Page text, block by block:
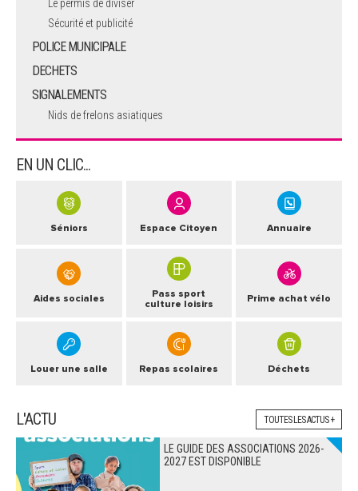
Le permis de diviser
Sécurité et publicité
POLICE MUNICIPALE
DECHETS
SIGNALEMENTS
Nids de frelons asiatiques
EN UN CLIC...
Séniors Espace Citoyen Annuaire
Aides sociales
Pass sport
culture loisirs
Prime achat vélo
Louer une salle Repas scolaires Déchets
L'ACTU TOUTES LES ACTUS +
LE GUIDE DES ASSOCIATIONS 2026-
2027 EST DISPONIBLE